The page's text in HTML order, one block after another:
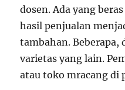
dosen. Ada yang
hasil penjualan
tambahan. Beberapa,
varietas yang lain.
atau toko mracang di